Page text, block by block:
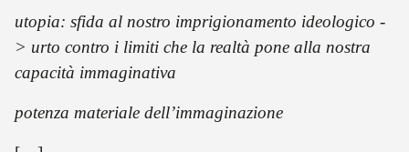
utopia: sfida al nostro imprigionamento ideologico -
> urto contro i limiti che la realtà pone alla nostra
capacità immaginativa
potenza materiale dell’immaginazione